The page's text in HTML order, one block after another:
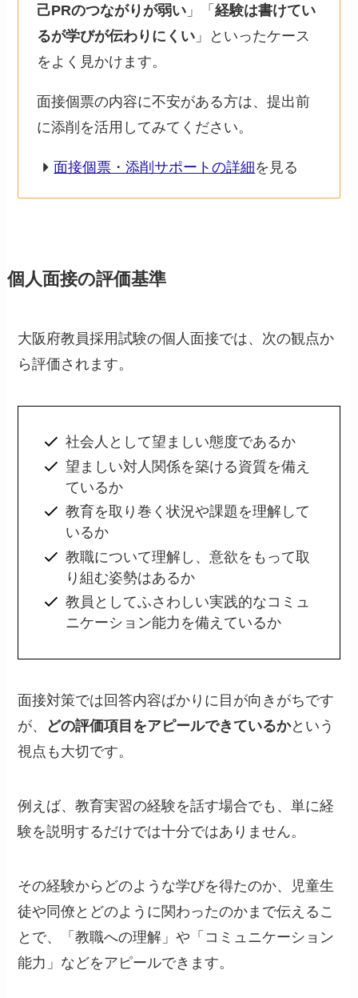
己PRのつながりが弱い」「 経験は書けてい
るが学びが伝わりにくい」といったケース
をよく見かけます。
面接個票の内容に不安がある方は、提出前
に添削を活用してみてください。
面接個票・添削サポートの詳細を見る
個人面接の評価基準
大阪府教員採用試験の個人面接では、次の観点か
ら評価されます。
社会人として望ましい態度であるか
望ましい対人関係を築ける資質を備え
ているか
教育を取り巻く状況や課題を理解して
いるか
教職について理解し、意欲をもって取
り組む姿勢はあるか
教員としてふさわしい実践的なコミュ
ニケーション能力を備えているか
面接対策では回答内容ばかりに目が向きがちです
が、
どの評価項目をアピールできているかという
視点も大切です。
例えば、教育実習の経験を話す場合でも、単に経
験を説明するだけでは十分ではありません。
その経験からどのような学びを得たのか、児童生
徒や同僚とどのように関わったのかまで伝えるこ
とで、「教職への理解」や「コミュニケーション
能力」などをアピールできます。